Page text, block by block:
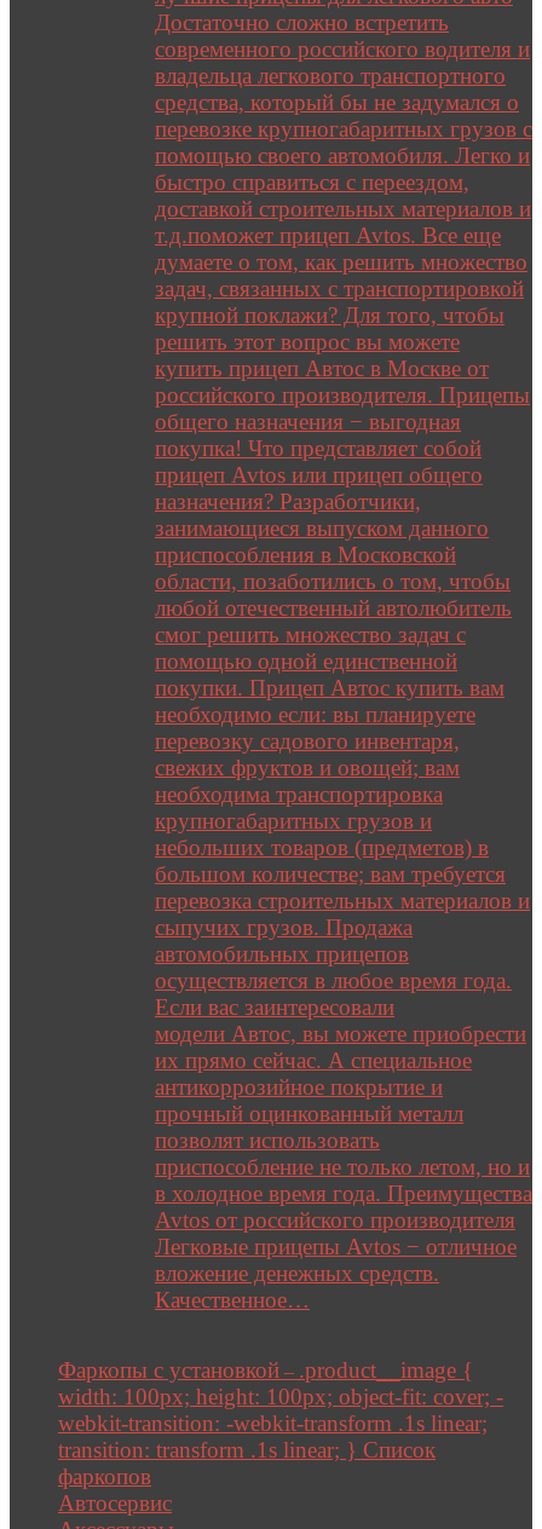
Достаточно сложно встретить
современного российского водителя и
владельца легкового транспортного
средства, который бы не задумался о
перевозке крупногабаритных грузов с
помощью своего автомобиля. Легко и
быстро справиться с переездом,
доставкой строительных материалов и
т.д.поможет прицеп Avtos. Все еще
думаете о том, как решить множество
задач, связанных с транспортировкой
крупной поклажи? Для того, чтобы
решить этот вопрос вы можете
купить прицеп Автос в Москве от
российского производителя. Прицепы
общего назначения − выгодная
покупка! Что представляет собой
прицеп Avtos или прицеп общего
назначения? Разработчики,
занимающиеся выпуском данного
приспособления в Московской
области, позаботились о том, чтобы
любой отечественный автолюбитель
смог решить множество задач с
помощью одной единственной
покупки. Прицеп Автос купить вам
необходимо если: вы планируете
перевозку садового инвентаря,
свежих фруктов и овощей; вам
необходима транспортировка
крупногабаритных грузов и
небольших товаров (предметов) в
большом количестве; вам требуется
перевозка строительных материалов и
сыпучих грузов. Продажа
автомобильных прицепов
осуществляется в любое время года.
Если вас заинтересовали
модели Автос, вы можете приобрести
их прямо сейчас. А специальное
антикоррозийное покрытие и
прочный оцинкованный металл
позволят использовать
приспособление не только летом, но и
в холодное время года. Преимущества
Avtos от российского производителя
Легковые прицепы Avtos − отличное
вложение денежных средств.
Качественное…
Фаркопы с установкой – .product__image {
width: 100px; height: 100px; object-fit: cover; -
webkit-transition: -webkit-transform .1s linear;
transition: transform .1s linear; } Список
фаркопов
Автосервис